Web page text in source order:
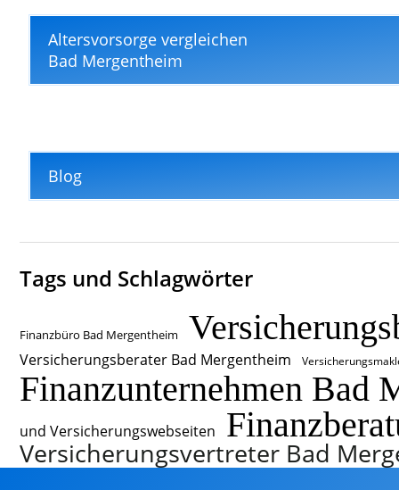
Altersvorsorge vergleichen
Bad Mergentheim
Blog
Tags und Schlagwörter
Finanzbüro Bad Mergentheim
Versicherungsberater Bad Mergentheim
Finanzunternehmen Bad
und Versicherungswebseiten
Versicherungsvertreter Bad